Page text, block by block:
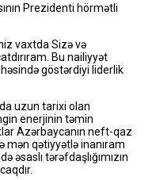
Prezidenti hörmətli
vaxtda Sizə və
Bu nailiyyət
göstərdiyi liderlik
uzun tarixi olan
enerjinin təmin
Azərbaycanın neft-qaz
mən qətiyyətlə inanıram
əsaslı tərəfdaşlığımızın